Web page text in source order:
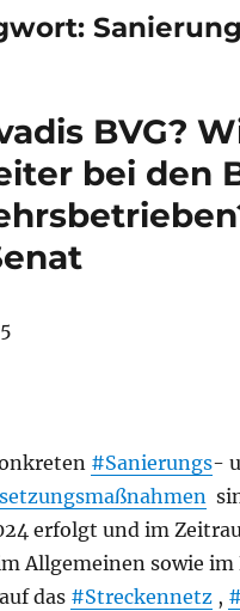
BVG?
bei den
#Sanierungs-
erfolgt und im
Allgemeinen sowie im
das #Streckennetz ,